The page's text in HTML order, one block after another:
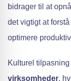
bidrager til at opnå
det vigtigt at
optimere
Kulturel
virksomheder,